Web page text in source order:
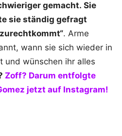
gemacht. Sie
sie ständig gefragt
. Arme
wann sie sich wieder in
und wünschen ihr alles
Zoff? Darum entfolgte
jetzt auf Instagram!